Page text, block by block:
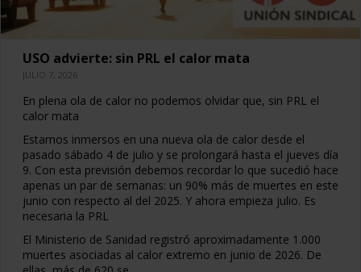
USO advierte: sin PRL el calor mata
JULIO 7, 2026
En plena ola de calor no podemos olvidar que, sin PRL el
calor mata
Estamos inmersos en una nueva ola de calor desde el
pasado sábado 4 de julio y se prolongará hasta el jueves día
9. Con esta previsión debemos recordar lo que sucedió hace
apenas un par de semanas: un 90% más de muertes en este
junio con respecto al del 2025. Y ahora empieza julio. Es
necesaria la PRL
El Ministerio de Sanidad registró aproximadamente 1.000
muertes asociadas al calor extremo en junio de 2026. De